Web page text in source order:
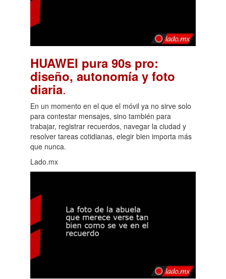
HUAWEI pura 90s pro:
diseño, autonomía y foto
diaria.
En un momento en el que el móvil ya no sirve solo
para contestar mensajes, sino también para
trabajar, registrar recuerdos, navegar la ciudad y
resolver tareas cotidianas, elegir bien importa más
que nunca.
Lado.mx